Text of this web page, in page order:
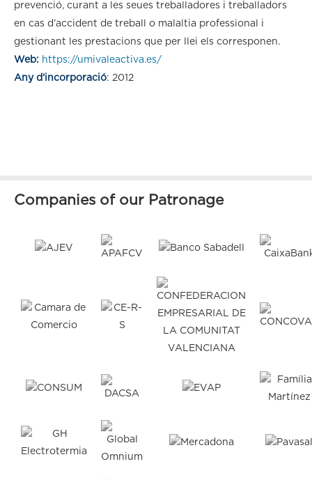
prevenció, curant a les seues treballadores i treballadors
en cas d’accident de treball o malaltia professional i
gestionant les prestacions que per llei els corresponen.
Web: https://umivaleactiva.es/
Any d’incorporació: 2012
Companies of our Patronage